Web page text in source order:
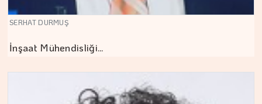
SERHAT DURMUŞ
İnşaat Mühendisliği…